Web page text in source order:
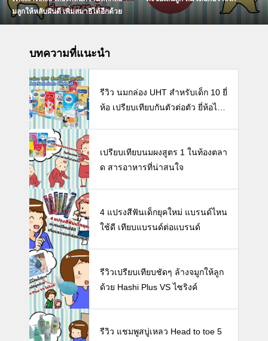
มลูกให้หลับฝันดี เพิ่มสมาธิได้อีกด้วย
บทความที่แนะนำ
รีวิว นมกล่อง UHT สำหรับเด็ก 10 ยี่
ห้อ เปรียบเทียบกันตัวต่อตัว ยี่ห้อไห
เปรียบเทียบนมผงสูตร 1 ในท้องตลา
ด สารอาหารที่น่าสนใจ
4 แปรงสีฟันเด็กยุคใหม่ แบรนด์ไหน
ใช้ดี เทียบแบรนด์ต่อแบรนด์
รีวิวเปรียบเทียบชัดๆ ล้างจมูกให้ลูก
ด้วย Hashi Plus VS ไซริงค์
รีวิว แชมพูสบู่เหลว Head to toe 5